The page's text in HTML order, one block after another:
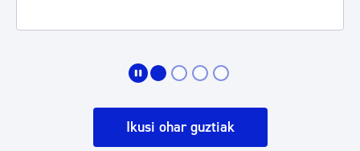
Ikusi ohar guztiak